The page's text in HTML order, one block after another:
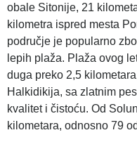
obale Sitonije, 21
kilometra ispred mesta
područje je popularno
lepih plaža. Plaža ovog
duga preko 2,5
Halkidikija, sa zlatnim
kvalitet i čistoću. Od
kilometara, odnosno 79